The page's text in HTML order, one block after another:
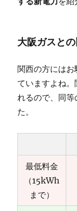
大阪ガスと
関西の方にはお
ていますよね
れるので、同
た。
最低料金
（15kWh
まで）